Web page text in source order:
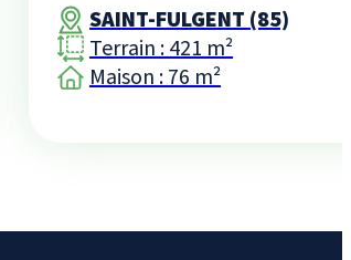
SAINT-FULGENT (85)
Terrain : 421 m²
Maison : 76 m²